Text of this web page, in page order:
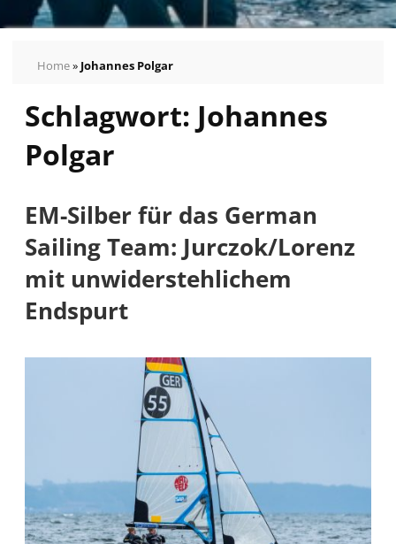
Home» Johannes Polgar
Schlagwort: Johannes
Polgar
EM-Silber für das German
Sailing Team: Jurczok/Lorenz
mit unwiderstehlichem
Endspurt